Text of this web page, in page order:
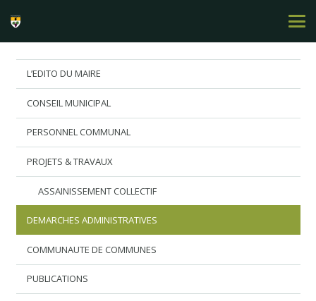
L’EDITO DU MAIRE
CONSEIL MUNICIPAL
PERSONNEL COMMUNAL
PROJETS & TRAVAUX
ASSAINISSEMENT COLLECTIF
DEMARCHES ADMINISTRATIVES
COMMUNAUTE DE COMMUNES
PUBLICATIONS